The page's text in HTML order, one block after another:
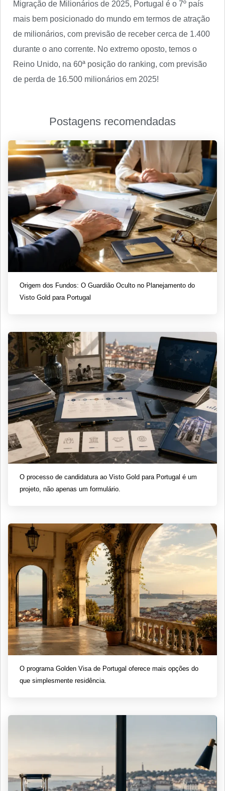
Migração de Milionários de 2025, Portugal é o 7º país
mais bem posicionado do mundo em termos de atração
de milionários, com previsão de receber cerca de 1.400
durante o ano corrente. No extremo oposto, temos o
Reino Unido, na 60ª posição do ranking, com previsão
de perda de 16.500 milionários em 2025!
Postagens recomendadas
Origem dos Fundos: O Guardião Oculto no Planejamento do
Visto Gold para Portugal
O processo de candidatura ao Visto Gold para Portugal é um
projeto, não apenas um formulário.
O programa Golden Visa de Portugal oferece mais opções do
que simplesmente residência.